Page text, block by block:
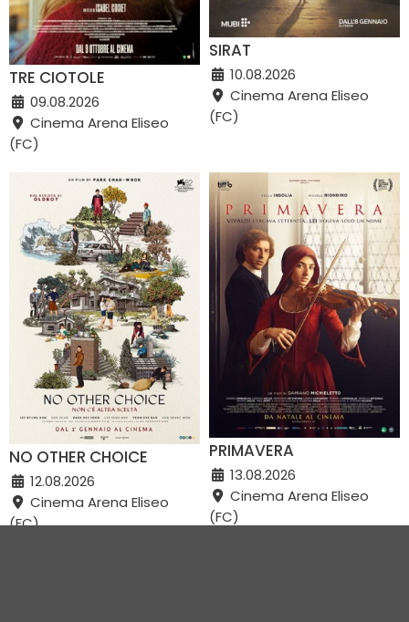
TRE CIOTOLE
09.08.2026
Cinema Arena Eliseo
(FC)
SIRAT
10.08.2026
Cinema Arena Eliseo
(FC)
NO OTHER CHOICE
12.08.2026
Cinema Arena Eliseo
(FC)
PRIMAVERA
13.08.2026
Cinema Arena Eliseo
(FC)